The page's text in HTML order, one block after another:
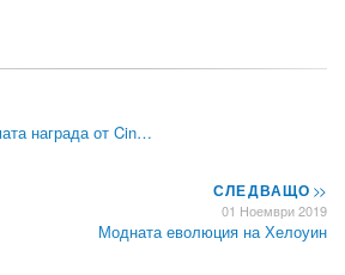
награда от Cin…
СЛЕДВАЩО>>
01 Ноември 2019
Модната еволюция на Хелоуин